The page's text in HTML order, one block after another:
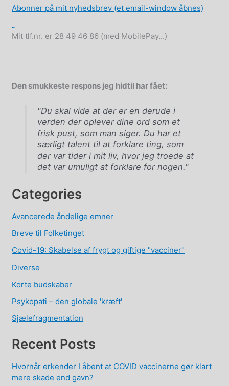
Abonner på mit nyhedsbrev (et email-window åbnes)
Mit tlf.nr. er 28 49 46 86 (med MobilePay...)
Den smukkeste respons jeg hidtil har fået:
"Du skal vide at der er en derude i
verden der oplever dine ord som et
frisk pust, som man siger. Du har et
særligt talent til at forklare ting, som
der var tider i mit liv, hvor jeg troede at
det var umuligt at forklare for nogen."
Categories
Avancerede åndelige emner
Breve til Folketinget
Covid-19: Skabelse af frygt og giftige "vacciner"
Diverse
Korte budskaber
Psykopati – den globale 'kræft'
Sjælefragmentation
Recent Posts
Hvornår erkender I åbent at COVID vaccinerne gør klart
mere skade end gavn?